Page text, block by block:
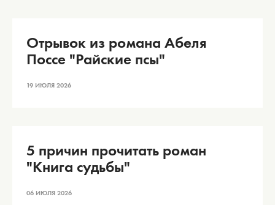
Отрывок из романа Абеля
Поссе "Райские псы"
19 ИЮЛЯ 2026
5 причин прочитать роман
"Книга судьбы"
06 ИЮЛЯ 2026